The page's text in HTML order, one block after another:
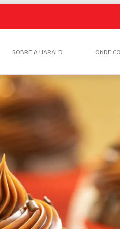
SOBRE A HARALD ONDE